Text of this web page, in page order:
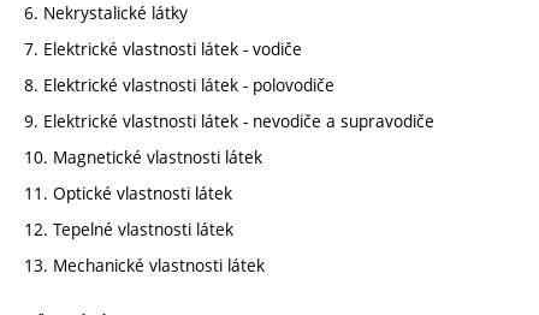
6. Nekrystalické látky
7. Elektrické vlastnosti látek - vodiče
8. Elektrické vlastnosti látek - polovodiče
9. Elektrické vlastnosti látek - nevodiče a supravodiče
10. Magnetické vlastnosti látek
11. Optické vlastnosti látek
12. Tepelné vlastnosti látek
13. Mechanické vlastnosti látek